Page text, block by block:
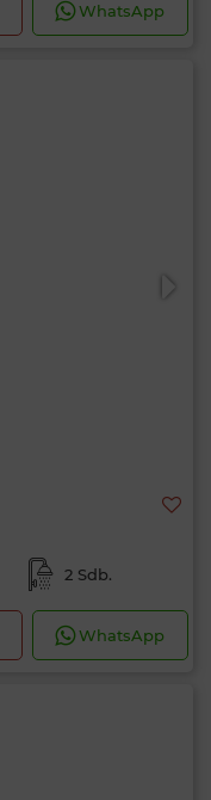
WhatsApp
2 Sdb.
WhatsApp